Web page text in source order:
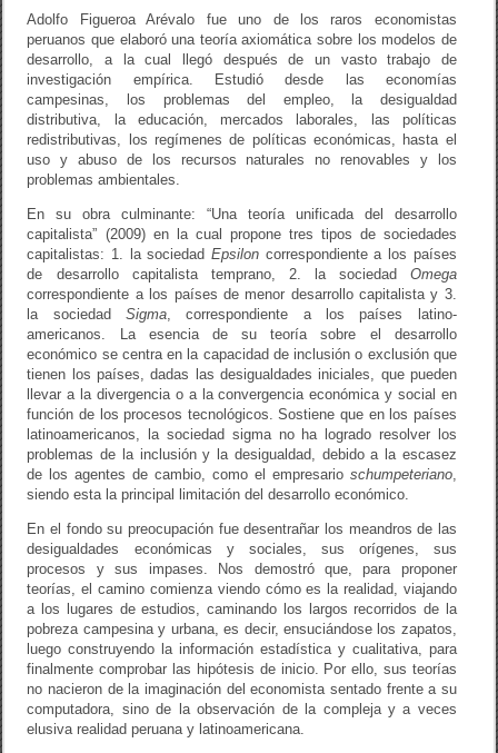
Adolfo Figueroa Arévalo fue uno de los raros economistas
peruanos que elaboró una teoría axiomática sobre los modelos de
desarrollo, a la cual llegó después de un vasto trabajo de
investigación empírica. Estudió desde las economías
campesinas, los problemas del empleo, la desigualdad
distributiva, la educación, mercados laborales, las políticas
redistributivas, los regímenes de políticas económicas, hasta el
uso y abuso de los recursos naturales no renovables y los
problemas ambientales.
En su obra culminante: “Una teoría unificada del desarrollo
capitalista” (2009) en la cual propone tres tipos de sociedades
capitalistas: 1. la sociedadEpsilon correspondiente a los países
de desarrollo capitalista temprano, 2. la sociedad Omega
correspondiente a los países de menor desarrollo capitalista y 3.
la sociedadSigma , correspondiente a los países latino-
americanos. La esencia de su teoría sobre el desarrollo
económico se centra en la capacidad de inclusión o exclusión que
tienen los países, dadas las desigualdades iniciales, que pueden
llevar a la divergencia o a la convergencia económica y social en
función de los procesos tecnológicos. Sostiene que en los países
latinoamericanos, la sociedad sigma no ha logrado resolver los
problemas de la inclusión y la desigualdad, debido a la escasez
de los agentes de cambio, como el empresario schumpeteriano,
siendo esta la principal limitación del desarrollo económico.
En el fondo su preocupación fue desentrañar los meandros de las
desigualdades económicas y sociales, sus orígenes, sus
procesos y sus impases. Nos demostró que, para proponer
teorías, el camino comienza viendo cómo es la realidad, viajando
a los lugares de estudios, caminando los largos recorridos de la
pobreza campesina y urbana, es decir, ensuciándose los zapatos,
luego construyendo la información estadística y cualitativa, para
finalmente comprobar las hipótesis de inicio. Por ello, sus teorías
no nacieron de la imaginación del economista sentado frente a su
computadora, sino de la observación de la compleja y a veces
elusiva realidad peruana y latinoamericana.